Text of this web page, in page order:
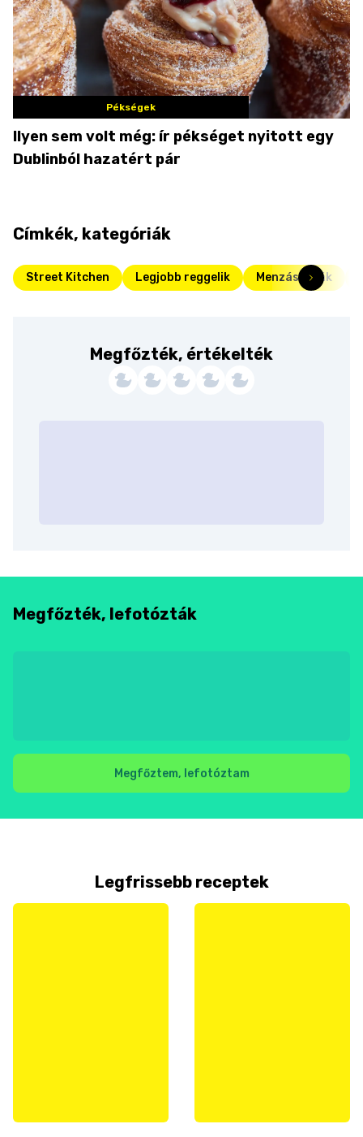
Pékségek
Ilyen sem volt még: ír pékséget nyitott egy
Dublinból hazatért pár
Címkék, kategóriák
Street Kitchen Legjobb reggelik Menzás kaják
Megfőzték, értékelték
Megfőzték, lefotózták
Megfőztem, lefotóztam
Legfrissebb receptek